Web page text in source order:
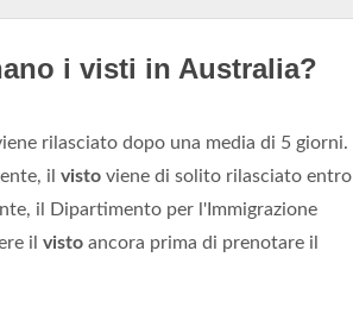
i visti in Australia?
rilasciato dopo una media di 5 giorni.
il visto viene di solito rilasciato entro
il Dipartimento per l'Immigrazione
il visto ancora prima di prenotare il